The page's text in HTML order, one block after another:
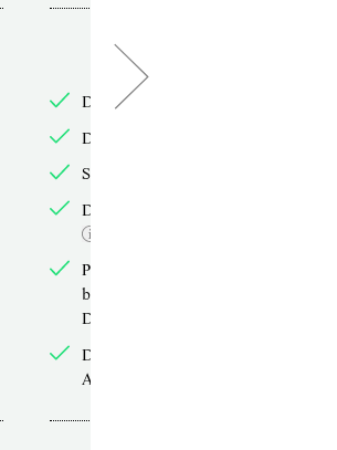
PDF-Downloads
Die aktuelle TdZ-Ausgabe
Das jährliche Arbeitsbuch
Sonderpublikationen
Die aktuelle double-Ausgabe
Persönliches Archiv mit allen
bereits erworbenen
Downloads
Die aktuelle IXYPSILONZETT-
Ausgabe